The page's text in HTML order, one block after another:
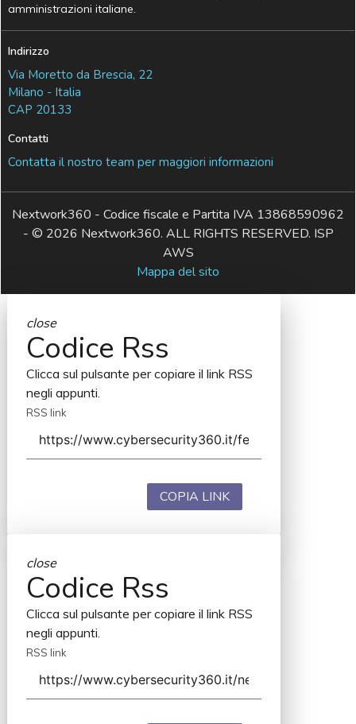
amministrazioni italiane.
Indirizzo
Via Moretto da Brescia, 22
Milano - Italia
CAP 20133
Contatti
Contatta il nostro team per maggiori informazioni
Nextwork360 - Codice fiscale e Partita IVA 13868590962
- © 2026 Nextwork360. ALL RIGHTS RESERVED. ISP
AWS
Mappa del sito
close
Codice Rss
Clicca sul pulsante per copiare il link RSS
negli appunti.
RSS link
COPIA LINK
close
Codice Rss
Clicca sul pulsante per copiare il link RSS
negli appunti.
RSS link